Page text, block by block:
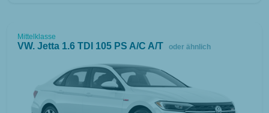
Mittelklasse
VW. Jetta 1.6 TDI 105 PS A/C A/T oder ähnlich